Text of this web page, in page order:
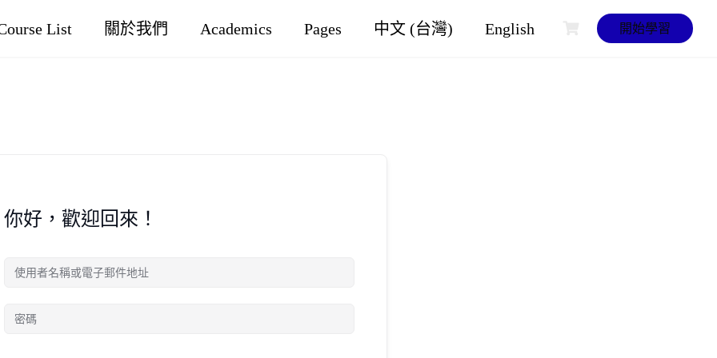
List 關於我們 Academics Pages 中文 (台灣) English 開始學習
你好，歡迎回來！